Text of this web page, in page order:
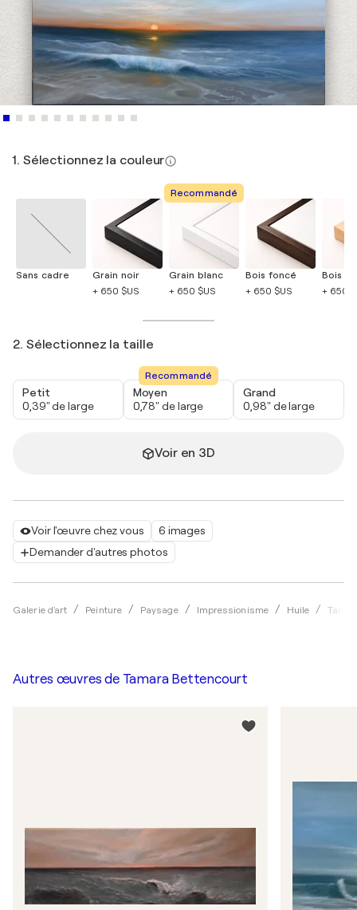
Voir l'œuvre chez vous
6 images
Demander d'autres photos
Galerie d'art Peinture Paysage Impressionisme Huile
1. Sélectionnez la couleur
Sans cadre
Grain noir
+ 650 $US
Recommandé
Grain blanc
+ 650 $US
Bois foncé
+ 650 $US
Bois
+ 650
2. Sélectionnez la taille
Petit
0,39" de large
Recommandé
Moyen
0,78" de large
Grand
0,98" de large
Voir en 3D
Autres œuvres de Tamara Bettencourt